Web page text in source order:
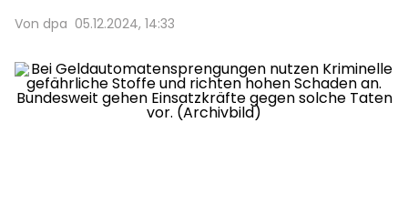
Von dpa 05.12.2024, 14:33